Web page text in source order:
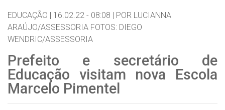
EDUCAÇÃO | 16.02.22 - 08:08 | POR LUCIANNA
ARAÚJO/ASSESSORIA FOTOS: DIEGO
WENDRIC/ASSESSORIA
Prefeito e secretário de
Educação visitam nova Escola
Marcelo Pimentel